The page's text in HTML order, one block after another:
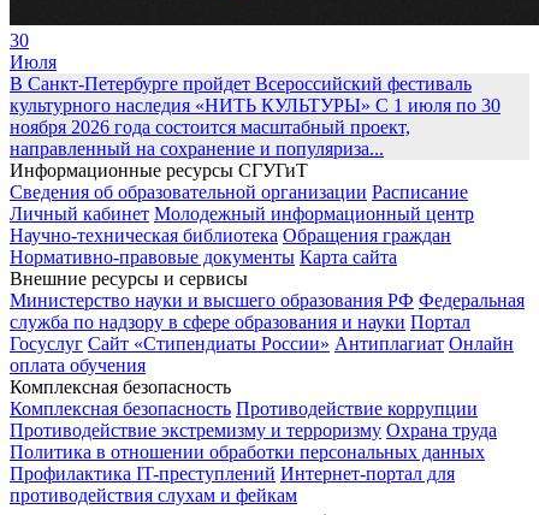
30
Июля
В Санкт-Петербурге пройдет Всероссийский фестиваль
культурного наследия «НИТЬ КУЛЬТУРЫ» С 1 июля по 30
ноября 2026 года состоится масштабный проект,
направленный на сохранение и популяриза...
Информационные ресурсы СГУГиТ
Сведения об образовательной организации Расписание
Личный кабинет Молодежный информационный центр
Научно-техническая библиотека Обращения граждан
Нормативно-правовые документы Карта сайта
Внешние ресурсы и сервисы
Министерство науки и высшего образования РФ Федеральная
служба по надзору в сфере образования и науки Портал
Госуслуг Сайт «Стипендиаты России» Антиплагиат Онлайн
оплата обучения
Комплексная безопасность
Комплексная безопасность Противодействие коррупции
Противодействие экстремизму и терроризму Охрана труда
Политика в отношении обработки персональных данных
Профилактика IT-преступлений Интернет-портал для
противодействия слухам и фейкам